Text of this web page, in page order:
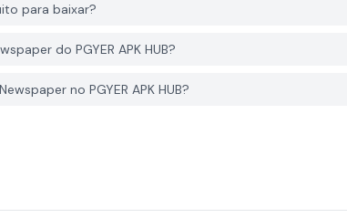
para baixar?
do PGYER APK HUB?
no PGYER APK HUB?